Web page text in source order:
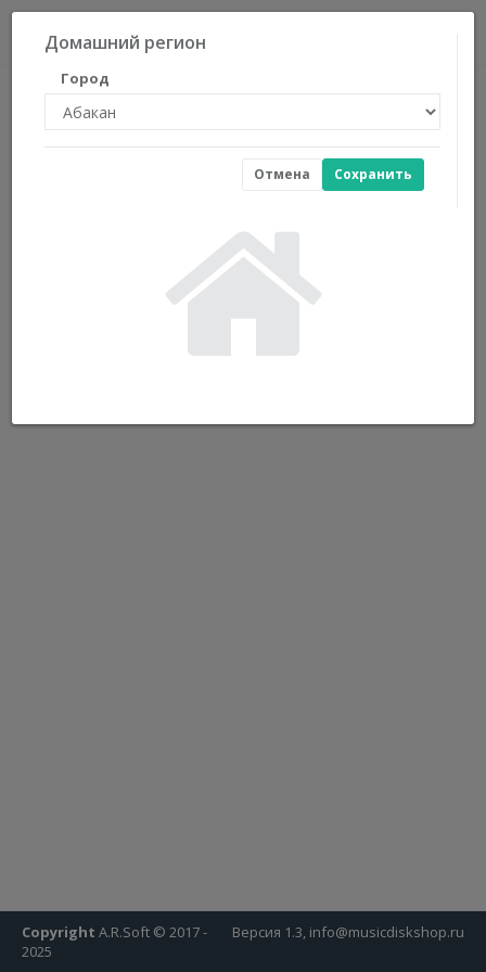
Домашний регион
Город
Сохранить
Отмена
Версия 1.3, info@musicdiskshop.ru
Copyright A.R.Soft © 2017 -
2025